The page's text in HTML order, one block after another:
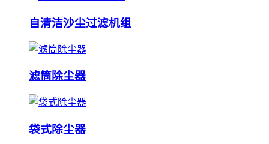
自清洁沙尘过滤机组
滤筒除尘器
袋式除尘器